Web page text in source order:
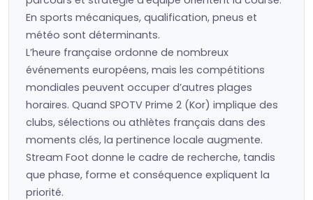
En sports mécaniques, qualification, pneus et
météo sont déterminants.
L’heure française ordonne de nombreux
événements européens, mais les compétitions
mondiales peuvent occuper d’autres plages
horaires. Quand SPOTV Prime 2 (Kor) implique des
clubs, sélections ou athlètes français dans des
moments clés, la pertinence locale augmente.
Stream Foot donne le cadre de recherche, tandis
que phase, forme et conséquence expliquent la
priorité.